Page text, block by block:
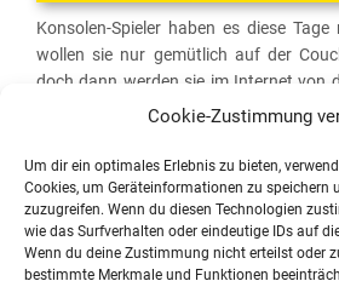
Cookie-Zustimmung
Um dir ein optimales Erlebnis zu bieten,
Cookies, um Geräteinformationen zu speichern
zuzugreifen. Wenn du diesen Technologien
wie das Surfverhalten oder eindeutige IDs auf
Wenn du deine Zustimmung nicht erteilst oder
bestimmte Merkmale und Funktionen
Konsolen-Spieler haben es diese
wollen sie nur gemütlich auf der
doch dann werden sie im Internet von
Race‘ getrollt. Als „dirty console
Setups die Könige des Gamings
ausführlich mit verschiedenen
beschäftigt, die ich im Folgenden um
Communityverhandelten sowie
‚PC Master Race‘ ergänzen möchte.